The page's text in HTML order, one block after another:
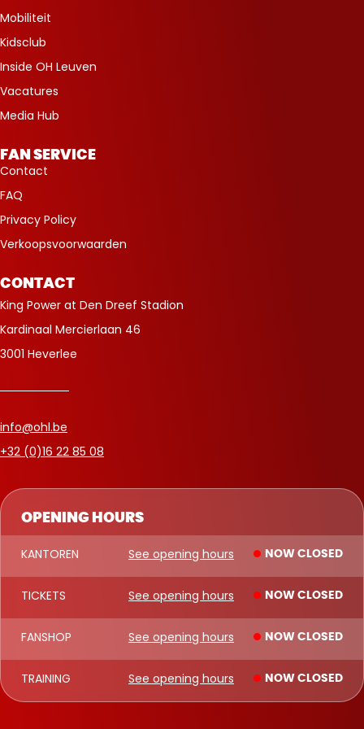
OPENING HOURS
KANTOREN See opening hours NOW CLOSED
TICKETS See opening hours NOW CLOSED
FANSHOP See opening hours NOW CLOSED
TRAINING See opening hours NOW CLOSED
Mobiliteit
Kidsclub
Inside OH Leuven
Vacatures
Media Hub
FAN SERVICE
Contact
FAQ
Privacy Policy
Verkoopsvoorwaarden
CONTACT
King Power at Den Dreef Stadion
Kardinaal Mercierlaan 46
3001 Heverlee
info@ohl.be
+32 (0)16 22 85 08